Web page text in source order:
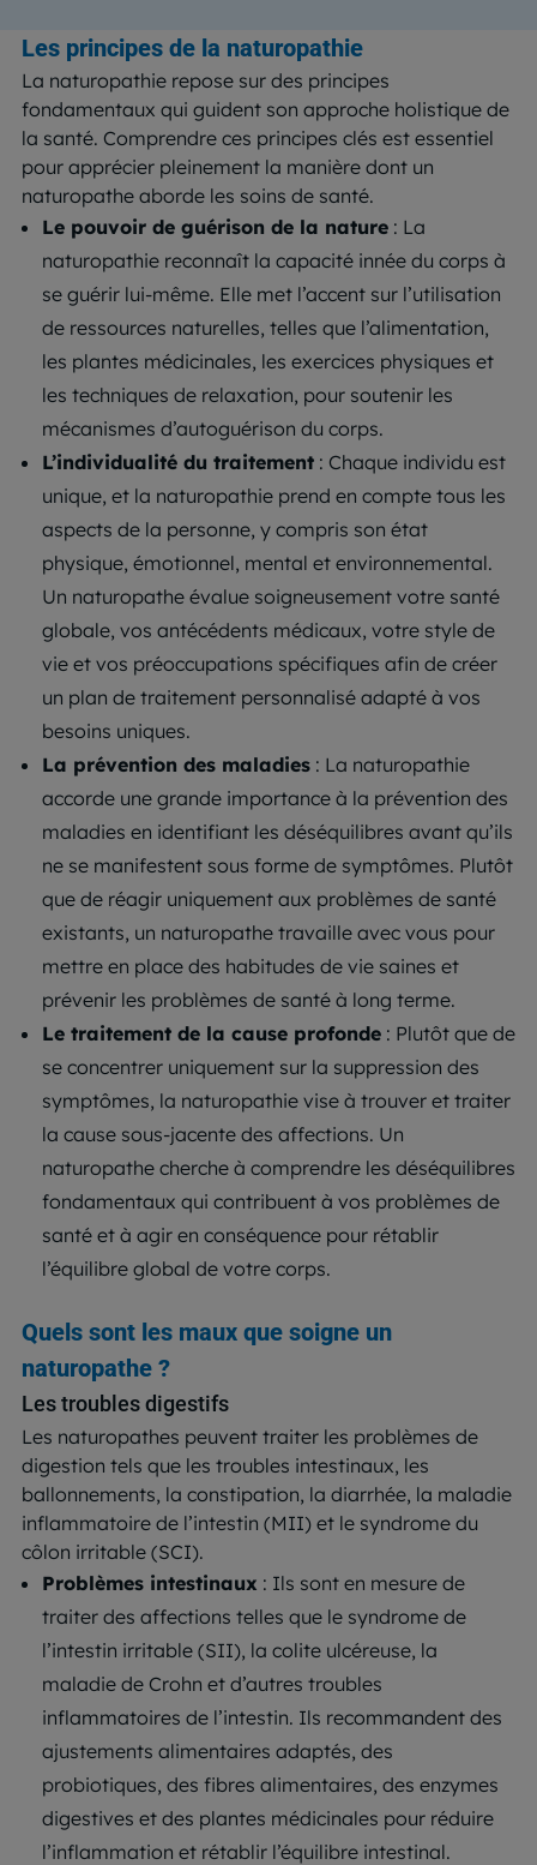
Les principes de la naturopathie
La naturopathie repose sur des principes
fondamentaux qui guident son approche holistique de
la santé. Comprendre ces principes clés est essentiel
pour apprécier pleinement la manière dont un
naturopathe aborde les soins de santé.
Le pouvoir de guérison de la nature : La
naturopathie reconnaît la capacité innée du corps à
se guérir lui-même. Elle met l’accent sur l’utilisation
de ressources naturelles, telles que l’alimentation,
les plantes médicinales, les exercices physiques et
les techniques de relaxation, pour soutenir les
mécanismes d’autoguérison du corps.
L’individualité du traitement : Chaque individu est
unique, et la naturopathie prend en compte tous les
aspects de la personne, y compris son état
physique, émotionnel, mental et environnemental.
Un naturopathe évalue soigneusement votre santé
globale, vos antécédents médicaux, votre style de
vie et vos préoccupations spécifiques afin de créer
un plan de traitement personnalisé adapté à vos
besoins uniques.
La prévention des maladies : La naturopathie
accorde une grande importance à la prévention des
maladies en identifiant les déséquilibres avant qu’ils
ne se manifestent sous forme de symptômes. Plutôt
que de réagir uniquement aux problèmes de santé
existants, un naturopathe travaille avec vous pour
mettre en place des habitudes de vie saines et
prévenir les problèmes de santé à long terme.
Le traitement de la cause profonde : Plutôt que de
se concentrer uniquement sur la suppression des
symptômes, la naturopathie vise à trouver et traiter
la cause sous-jacente des affections. Un
naturopathe cherche à comprendre les déséquilibres
fondamentaux qui contribuent à vos problèmes de
santé et à agir en conséquence pour rétablir
l’équilibre global de votre corps.
Quels sont les maux que soigne un
naturopathe ?
Les troubles digestifs
Les naturopathes peuvent traiter les problèmes de
digestion tels que les troubles intestinaux, les
ballonnements, la constipation, la diarrhée, la maladie
inflammatoire de l’intestin (MII) et le syndrome du
côlon irritable (SCI).
Problèmes intestinaux : Ils sont en mesure de
traiter des affections telles que le syndrome de
l’intestin irritable (SII), la colite ulcéreuse, la
maladie de Crohn et d’autres troubles
inflammatoires de l’intestin. Ils recommandent des
ajustements alimentaires adaptés, des
probiotiques, des fibres alimentaires, des enzymes
digestives et des plantes médicinales pour réduire
l’inflammation et rétablir l’équilibre intestinal.